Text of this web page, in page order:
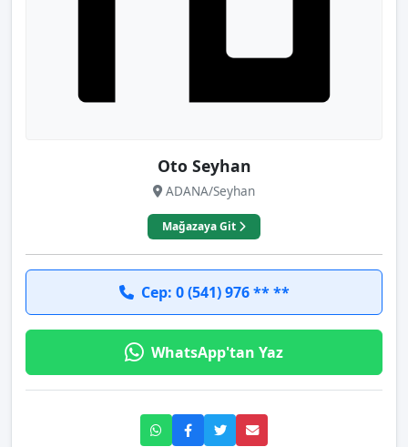
Oto Seyhan
ADANA/Seyhan
Mağazaya Git
Cep: 0 (541) 976 ** **
WhatsApp'tan Yaz